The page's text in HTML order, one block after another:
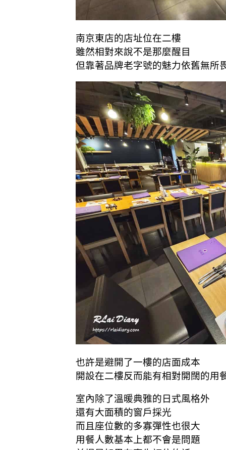
南京東店的店址位在二樓
雖然相對來說不是那麼醒目
但靠著品牌老字號的魅力依舊無所
也許是避開了一樓的店面成本
開設在二樓反而能有相對開闊的用
室內除了溫暖典雅的日式風格外
還有大面積的窗戶採光
而且座位數的多寡彈性也很大
用餐人數基本上都不會是問題